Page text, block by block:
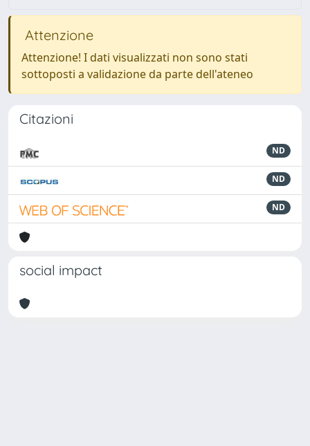
Attenzione
Attenzione! I dati visualizzati non sono stati
sottoposti a validazione da parte dell'ateneo
Citazioni
ND
ND
ND
social impact